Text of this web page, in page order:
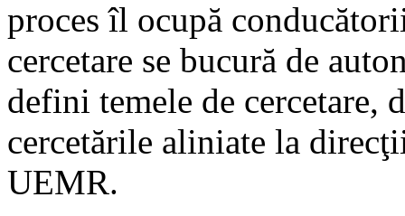
proces îl ocupă
cercetare se bucură de
defini temele de cercetare,
cercetările aliniate la
UEMR.